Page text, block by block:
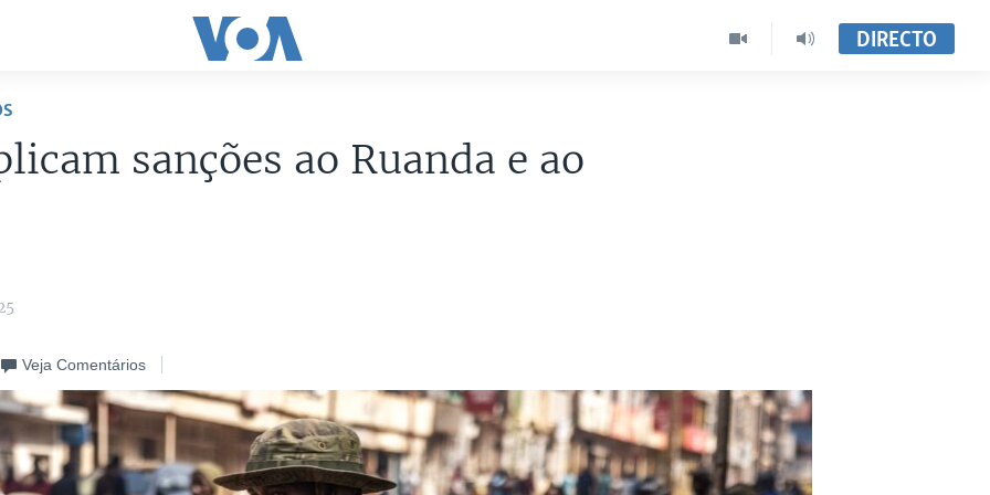
DIRECTO
sanções ao Ruanda e ao
Veja Comentários